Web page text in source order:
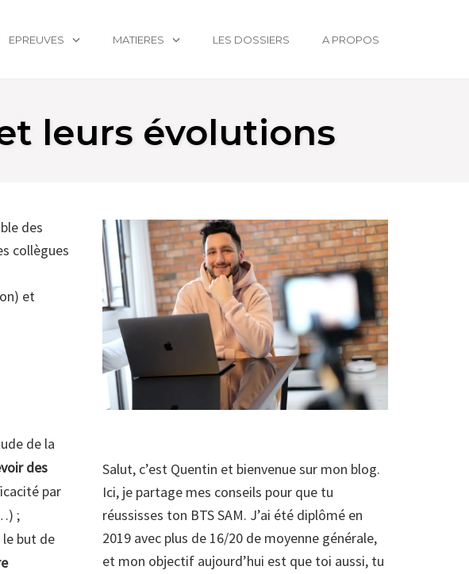
EPREUVES MATIERES LES DOSSIERS A PROPOS
leurs évolutions
des
collègues
et
de la
des
par
;
le but de
Salut, c’est Quentin et bienvenue sur mon blog.
Ici, je partage mes conseils pour que tu
réussisses ton BTS SAM. J’ai été diplômé en
2019 avec plus de 16/20 de moyenne générale,
et mon objectif aujourd’hui est que toi aussi, tu